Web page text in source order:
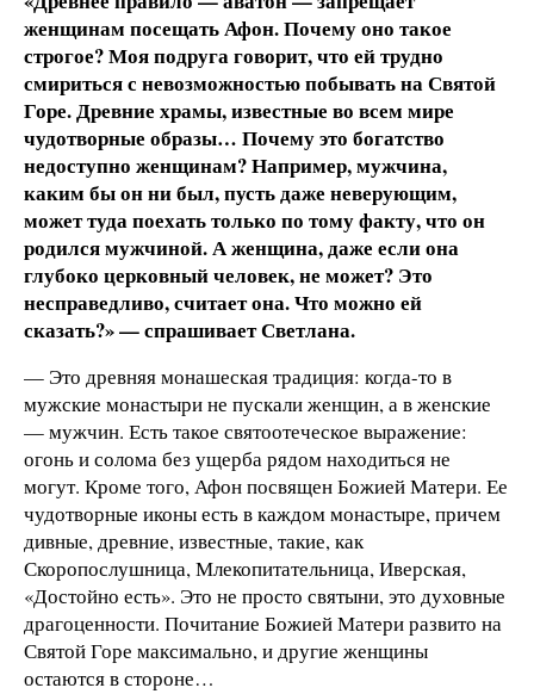
женщинам посещать Афон. Почему оно такое
строгое? Моя подруга говорит, что ей трудно
смириться с невозможностью побывать на Святой
Горе. Древние храмы, известные во всем мире
чудотворные образы… Почему это богатство
недоступно женщинам? Например, мужчина,
каким бы он ни был, пусть даже неверующим,
может туда поехать только по тому факту, что он
родился мужчиной. А женщина, даже если она
глубоко церковный человек, не может? Это
несправедливо, считает она. Что можно ей
сказать?» — спрашивает Светлана.
— Это древняя монашеская традиция: когда-то в
мужские монастыри не пускали женщин, а в женские
— мужчин. Есть такое святоотеческое выражение:
огонь и солома без ущерба рядом находиться не
могут. Кроме того, Афон посвящен Божией Матери. Ее
чудотворные иконы есть в каждом монастыре, причем
дивные, древние, известные, такие, как
Скоропослушница, Млекопитательница, Иверская,
«Достойно есть». Это не просто святыни, это духовные
драгоценности. Почитание Божией Матери развито на
Святой Горе максимально, и другие женщины
остаются в стороне…